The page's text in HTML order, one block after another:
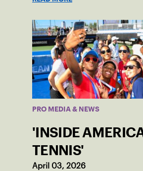
PRO MEDIA & NEWS
'INSIDE
TENNIS'
April 03, 2026